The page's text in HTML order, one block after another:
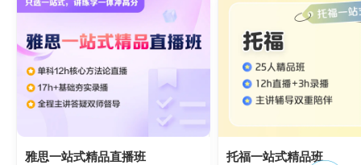
雅思一站式精品直播班 托福一站式精品班